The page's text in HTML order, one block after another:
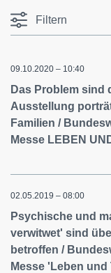
Filtern
09.10.2020 – 10:40
Das Problem sind
Ausstellung
Familien /
Messe LEBEN
02.05.2019 – 08:00
Psychische und
verwitwet' sind
betroffen /
Messe 'Leben und